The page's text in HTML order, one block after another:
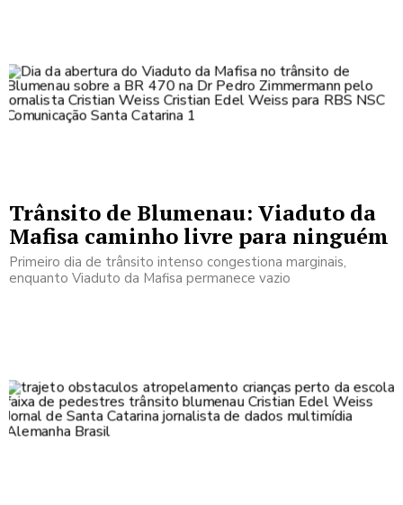
Trânsito de Blumenau: Viaduto da
Mafisa caminho livre para ninguém
Primeiro dia de trânsito intenso congestiona marginais,
enquanto Viaduto da Mafisa permanece vazio